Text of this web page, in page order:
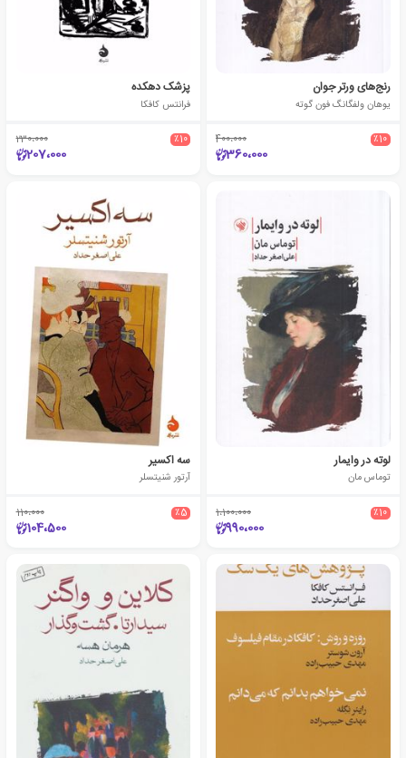
رنج‌های ورتر جوان
یوهان ولفگانگ فون گوته
٪10 400،000
360،000
پزشک دهکده
فرانتس کافکا
٪10 230،000
207،000
لوته در وایمار
توماس مان
٪10 1،100،000
990،000
سه اکسیر
آرتور شنیتسلر
٪5 110،000
104،500